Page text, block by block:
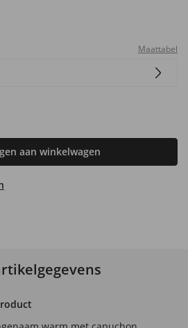
Maattabel
aan winkelwagen